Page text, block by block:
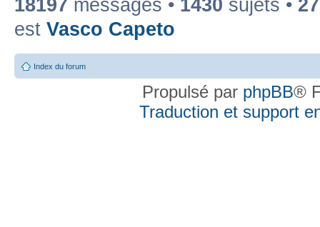
18197 messages • 1430 sujets •
est Vasco Capeto
Index du forum
Propulsé par phpBB®
Traduction et support